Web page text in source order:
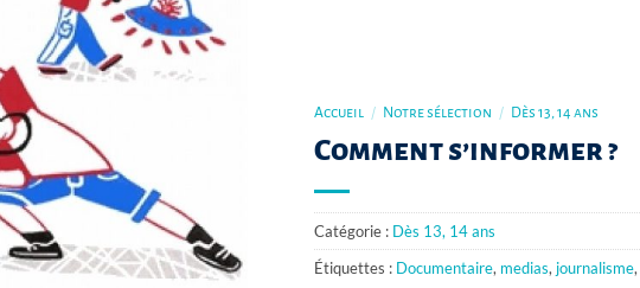
Accueil / Notre sélection / Dès 13, 14 ans
Comment s’informer ?
Catégorie : Dès 13, 14 ans
Étiquettes : Documentaire, medias, journalisme,